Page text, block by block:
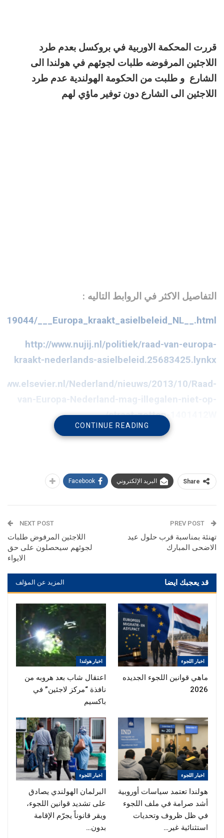
قررت المحكمة الاوربية في بروكسل بعدم طرد
اللاجئين المرفوضه طلبات لجوئهم في هولندا الى
الشارع و طلبت من الحكومة الهولندية عدم طرد
اللاجئين الى الشارع دون توفير ماؤي لهم
التفاصيل الاكثر في الروابط التاليه :
___Europa_kraakt_asielbeleid_NL__.html
http://www.nujij.nl/politiek/raad-van-europa-
kraakt-nederlands-asielbeleid.25683425.lynkx
Nederland/nieuws/2013/10/Raad-
van-Europa-Nederland-mag-illegalen-niet-op-
straat-zetten-1401412W/
CONTINUE READING
Share البريد الإلكتروني Facebook
تهنئة بمناسبة قرب حلول عيد
الاضحى المبارك
NEXT POST
اللاجئين المرفوض طلبات
لجوئهم سيحصلون على حق
الايواء
قد يعجبك ايضا المزيد عن المؤلف
اخبار اللجوء
ماهي قوانين اللجوء الجديده
2026
اخبار هولندا
اعتقال شاب بعد هروبه من
نافذة “مركز لاجئين” في
باكسيم
اخبار اللجوء
هولندا تعتمد سياسات أوروبية
أشد صرامة في ملف اللجوء
في ظل ظروف وتحديات
استثنائية غير…
اخبار اللجوء
البرلمان الهولندي يصادق
على تشديد قوانين اللجوء،
ويقر قانوناً يجرّم الإقامة
بدون…